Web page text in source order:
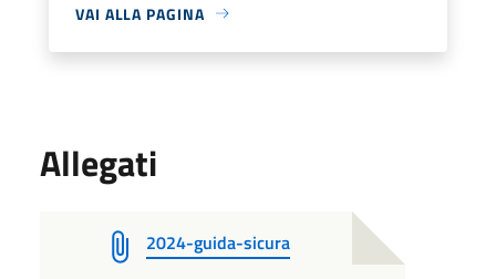
VAI ALLA PAGINA
Allegati
2024-guida-sicura